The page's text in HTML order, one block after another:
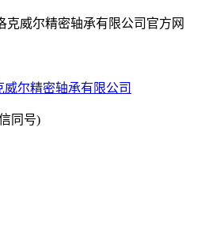
克威尔精密轴承有限公司官方网
尔精密轴承有限公司
同号)